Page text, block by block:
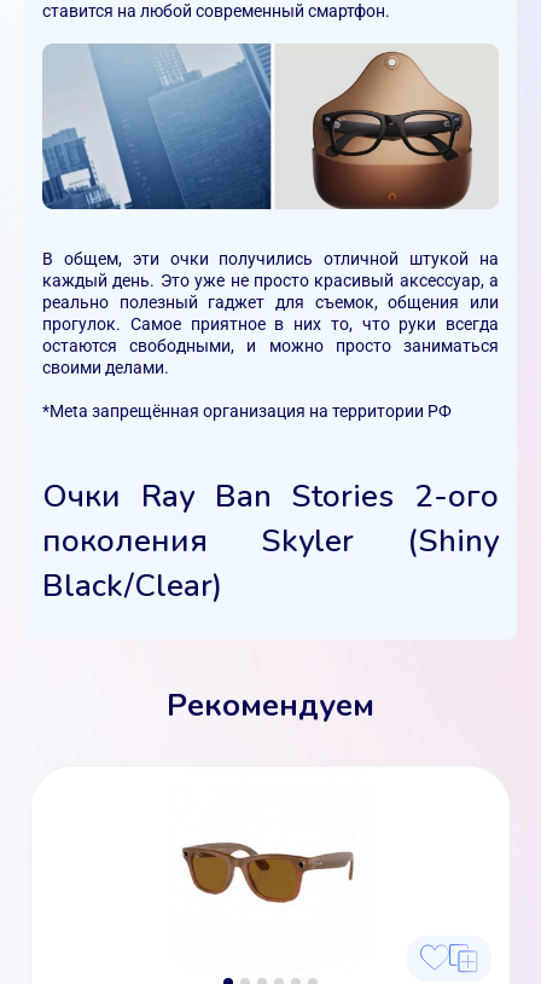
ставится на любой современный смартфон.
В общем, эти очки получились отличной штукой на
каждый день. Это уже не просто красивый аксессуар, а
реально полезный гаджет для съемок, общения или
прогулок. Самое приятное в них то, что руки всегда
остаются свободными, и можно просто заниматься
своими делами.
*Meta запрещённая организация на территории РФ
Очки Ray Ban Stories 2-ого
поколения Skyler (Shiny
Black/Clear)
Рекомендуем